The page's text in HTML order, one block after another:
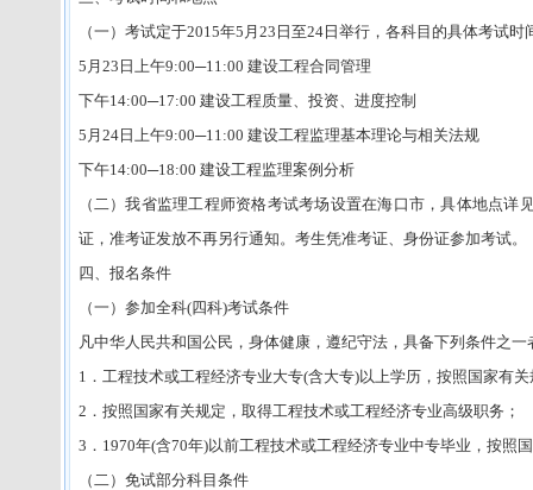
（一）考试定于2015年5月23日至24日举行，各科目的具体考试时
5月23日上午9:00─11:00 建设工程合同管理
下午14:00─17:00 建设工程质量、投资、进度控制
5月24日上午9:00─11:00 建设工程监理基本理论与相关法规
下午14:00─18:00 建设工程监理案例分析
（二）我省监理工程师资格考试考场设置在海口市，具体地点
证，准考证发放不再另行通知。考生凭准考证、身份证参加考试。
四、报名条件
（一）参加全科(四科)考试条件
凡中华人民共和国公民，身体健康，遵纪守法，具备下列条件之
1．工程技术或工程经济专业大专(含大专)以上学历，按照国家有
2．按照国家有关规定，取得工程技术或工程经济专业高级职务；
3．1970年(含70年)以前工程技术或工程经济专业中专毕业，按照
（二）免试部分科目条件